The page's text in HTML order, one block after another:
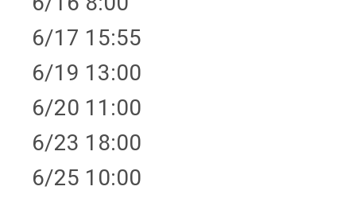
6/17 15:55
6/19 13:00
6/20 11:00
6/23 18:00
6/25 10:00